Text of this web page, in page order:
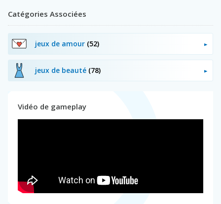
Catégories Associées
jeux de amour (52)
jeux de beauté (78)
Vidéo de gameplay